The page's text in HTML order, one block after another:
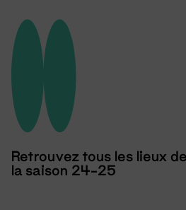
Retrouvez tous les lieux de
la saison 24-25